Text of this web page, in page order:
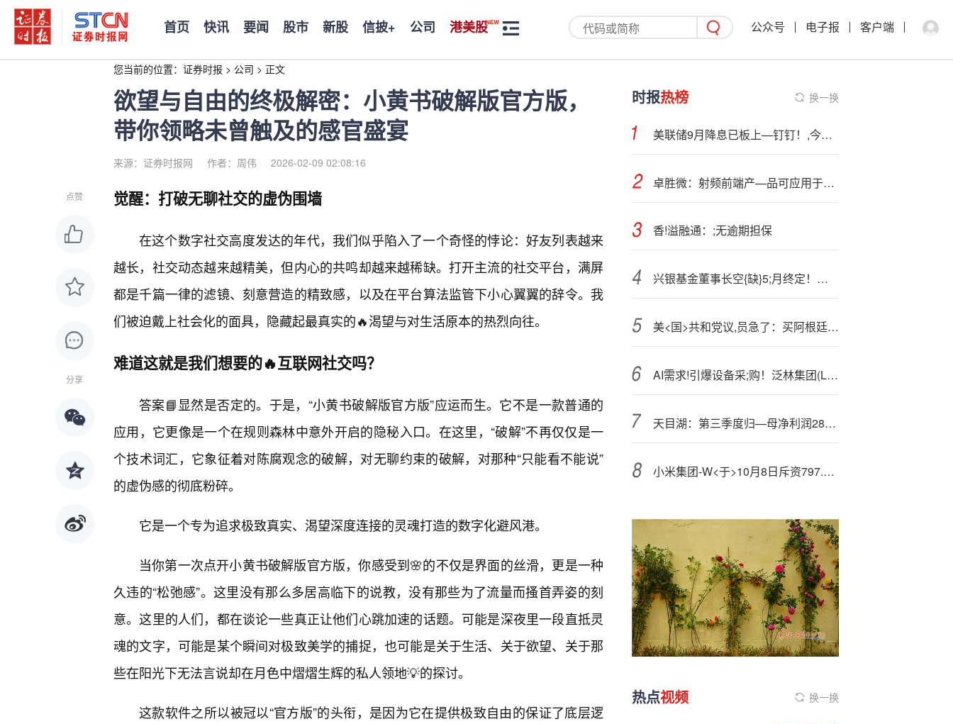
首页 快讯 要闻 股市 新股 信披+ 公司 港美股 公众号 电子报 客户端
您当前的位置： 证券时报 > 公司 > 正文
欲望与自由的终极解密：小黄书破解版官方版，
带你领略未曾触及的感官盛宴
来源：证券时报网 作者：周伟 2026-02-09 02:08:16
点赞
分享
觉醒：打破无聊社交的虚伪围墙
在这个数字社交高度发达的年代，我们似乎陷入了一个奇怪的悖论：好友列表越来
越长，社交动态越来越精美，但内心的共鸣却越来越稀缺。打开主流的社交平台，满屏
都是千篇一律的滤镜、刻意营造的精致感，以及在平台算法监管下小心翼翼的辞令。我
们被迫戴上社会化的面具，隐藏起最真实的🔥渴望与对生活原本的热烈向往。
难道这就是我们想要的🔥互联网社交吗？
答案📘显然是否定的。于是，“小黄书破解版官方版”应运而生。它不是一款普通的
应用，它更像是一个在规则森林中意外开启的隐秘入口。在这里，“破解”不再仅仅是一
个技术词汇，它象征着对陈腐观念的破解，对无聊约束的破解，对那种“只能看不能说”
的虚伪感的彻底粉碎。
它是一个专为追求极致真实、渴望深度连接的灵魂打造的数字化避风港。
当你第一次点开小黄书破解版官方版，你感受到🌸的不仅是界面的丝滑，更是一种
久违的“松弛感”。这里没有那么多居高临下的说教，没有那些为了流量而搔首弄姿的刻
意。这里的人们，都在谈论一些真正让他们心跳加速的话题。可能是深夜里一段直抵灵
魂的文字，可能是某个瞬间对极致美学的捕捉，也可能是关于生活、关于欲望、关于那
些在阳光下无法言说却在月色中熠熠生辉的私人领地💡的探讨。
这款软件之所以被冠以“官方版”的头衔，是因为它在提供极致自由的保证了底层逻
时报热榜 换一换
美联储9月降息已板上—钉钉！,今晚CPI的意义：能否连续降？
卓胜微：射频前端产—品可应用于卫星通信终端
香!溢融通：;无逾期担保
兴银基金董事长空{缺}5;月终定！华福证券董事长黄德良担任，1101亿规模公司迎治理新局
美<国>共和党议,员急了：买阿根廷牛肉会害了美国养牛人，还危及中部票仓
AI需求!引爆设备采;购！泛林集团(LRCX.US)Q1业绩全线超预期 指引再证行业高景气
天目湖：第三季度归—母净利润2852.68万元，同比下降13.19%
小米集团-W<于>10月8日斥资797.6万港元回购15万股
热点视频 换一换